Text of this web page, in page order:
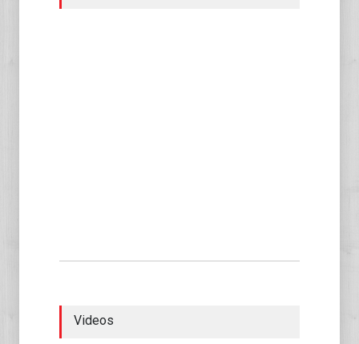
Videos